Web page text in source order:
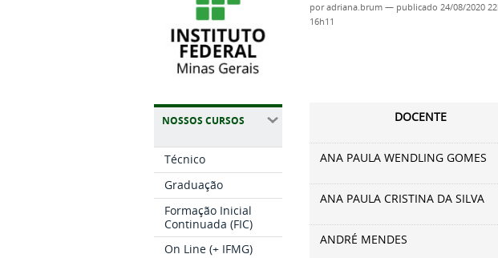
NOSSOS CURSOS
Técnico
Graduação
Formação Inicial
Continuada (FIC)
On Line (+ IFMG)
poradriana.brum — publicado 24/08/2020
16h11
DOCENTE
ANA PAULA WENDLING GOMES
ANA PAULA CRISTINA DA SILVA
ANDRÉ MENDES